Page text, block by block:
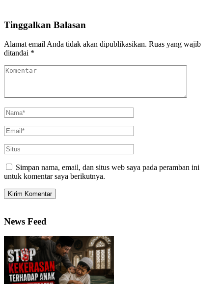
Tinggalkan Balasan
Alamat email Anda tidak akan dipublikasikan. Ruas yang wajib
ditandai *
Simpan nama, email, dan situs web saya pada peramban ini
untuk komentar saya berikutnya.
News Feed